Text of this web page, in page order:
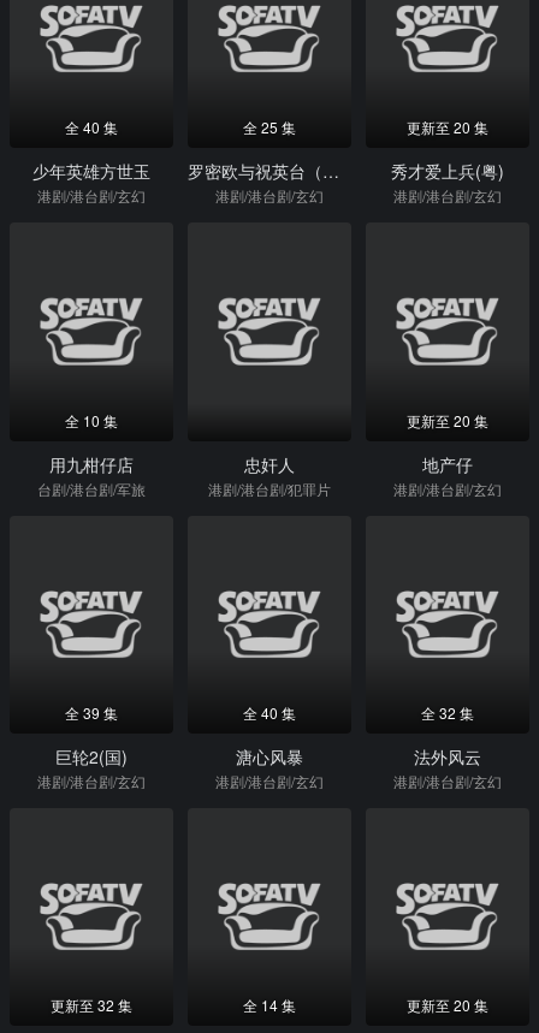
全 40 集
少年英雄方世玉
港剧/港台剧/玄幻
全 25 集
罗密欧与祝英台（粤）
港剧/港台剧/玄幻
更新至 20 集
秀才爱上兵(粤)
港剧/港台剧/玄幻
全 10 集
用九柑仔店
台剧/港台剧/军旅
忠奸人
港剧/港台剧/犯罪片
更新至 20 集
地产仔
港剧/港台剧/玄幻
全 39 集
巨轮2(国)
港剧/港台剧/玄幻
全 40 集
溏心风暴
港剧/港台剧/玄幻
全 32 集
法外风云
港剧/港台剧/玄幻
更新至 32 集 全 14 集 更新至 20 集